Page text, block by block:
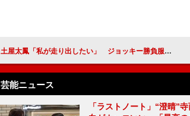
土屋太鳳「私が走り出したい」 ジョッキー勝負服に身を包み攻めの姿勢
芸能ニュース
「ラストノート」“澄晴”